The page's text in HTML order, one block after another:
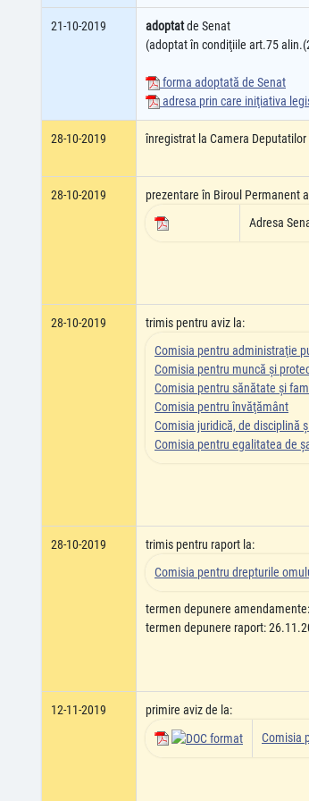
21-10-2019 adoptatde Senat
(adoptat în condiţiile art.75
forma adoptată de Senat
adresa prin care iniţiativa
28-10-2019 înregistrat la Camera
28-10-2019
prezentare în Biroul Permanent
Adresa
28-10-2019
trimis pentru aviz la:
Comisia pentru administraţie
Comisia pentru muncă şi
Comisia pentru sănătate şi
Comisia pentru învăţământ
Comisia juridică, de disciplină
Comisia pentru egalitatea de
28-10-2019
trimis pentru raport la:
Comisia pentru drepturile
termen depunere
termen depunere raport:
12-11-2019
primire aviz de la:
Comisia